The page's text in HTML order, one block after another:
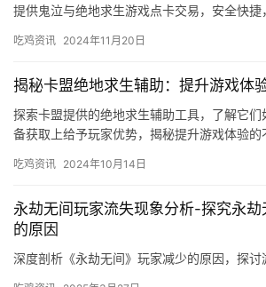
提供鬼泣与绝地求生游戏点卡交易，安全快捷
吃鸡资讯 2024年11月20日
揭秘卡盟绝地求生辅助：提升游戏体
探索卡盟提供的绝地求生辅助工具，了解它
备获取上给予玩家优势，揭秘提升游戏体验的
吃鸡资讯 2024年10月14日
永劫无间玩家流失现象分析-探究永
的原因
深度剖析《永劫无间》玩家减少的原因，探讨